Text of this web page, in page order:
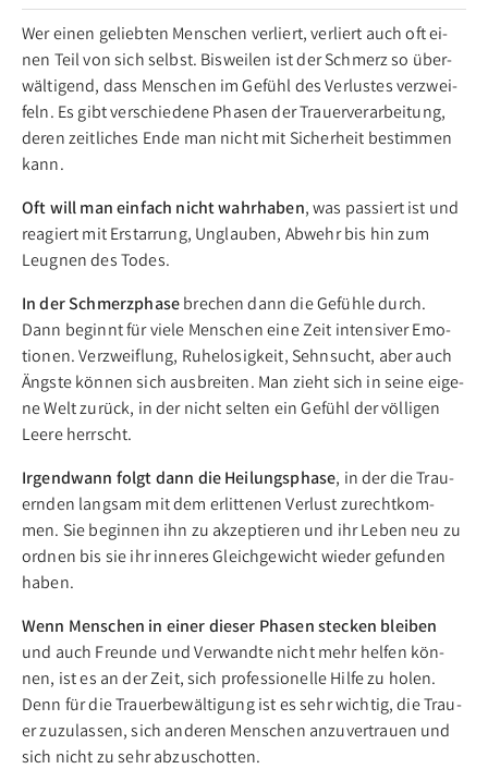
Wer ei­nen ge­lieb­ten Men­schen ver­liert, ver­liert auch oft ei­
nen Teil von sich selbst. Bis­wei­len ist der Schmerz so über­
wäl­ti­gend, dass Men­schen im Ge­fühl des Ver­lus­tes ver­zwei­
feln. Es gibt ver­schie­de­ne Pha­sen der Trau­er­ver­ar­bei­tung,
de­ren zeit­li­ches En­de man nicht mit Si­cher­heit be­stim­men
kann.
Oft will man ein­fach nicht wahr­ha­ben, was pas­siert ist und
re­agiert mit Er­star­rung, Un­glau­ben, Ab­wehr bis hin zum
Leug­nen des To­des.
In der Schmerz­phasebre­chen dann die Ge­füh­le durch.
Dann be­ginnt für vie­le Men­schen ei­ne Zeit in­ten­si­ver Emo­
tio­nen. Ver­zweif­lung, Ru­he­lo­sig­keit, Sehn­sucht, aber auch
Ängs­te kön­nen sich aus­brei­ten. Man zieht sich in sei­ne ei­ge­
ne Welt zu­rück, in der nicht sel­ten ein Ge­fühl der völ­li­gen
Lee­re herrscht.
Irgendwann folgt dann die Hei­lungs­phase, in der die Trau­
ern­den lang­sam mit dem er­lit­te­nen Ver­lust zu­recht­kom­
men. Sie be­gin­nen ihn zu ak­zep­tie­ren und ihr Le­ben neu zu
ord­nen bis sie ihr in­ne­res Gleich­ge­wicht wie­der ge­fun­den
ha­ben.
Wenn Menschen in einer dieser Pha­sen stecken blei­ben
und auch Freun­de und Ver­wand­te nicht mehr hel­fen kön­
nen, ist es an der Zeit, sich pro­fes­sio­nel­le Hil­fe zu ho­len.
Denn für die Trau­er­be­wäl­ti­gung ist es sehr wich­tig, die Trau­
er zu­zu­las­sen, sich an­de­ren Men­schen an­zu­ver­trau­en und
sich nicht zu sehr ab­zu­schot­ten.